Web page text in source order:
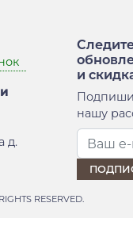
д.
и
нашу
RESERVED.